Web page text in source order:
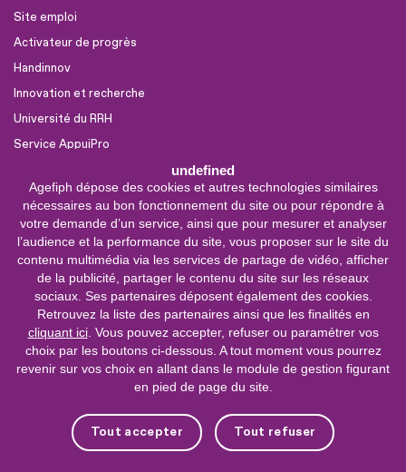
undefined
Agefiph dépose des cookies et autres technologies similaires
nécessaires au bon fonctionnement du site ou pour répondre à
votre demande d’un service, ainsi que pour mesurer et analyser
l’audience et la performance du site, vous proposer sur le site du
contenu multimédia via les services de partage de vidéo, afficher
de la publicité, partager le contenu du site sur les réseaux
sociaux. Ses partenaires déposent également des cookies.
Retrouvez la liste des partenaires ainsi que les finalités en
cliquant ici. Vous pouvez accepter, refuser ou paramétrer vos
choix par les boutons ci-dessous. A tout moment vous pourrez
revenir sur vos choix en allant dans le module de gestion figurant
en pied de page du site.
Tout accepter Tout refuser
Site emploi
Activateur de progrès
Handinnov
Innovation et recherche
Université du RRH
Service AppuiPro
Nous suivre
Youtube
Linkedin
Facebook
0 800 11 10 09
Service &
appel gratuits
Nous contacter
Plateforme de mise en contact LSF